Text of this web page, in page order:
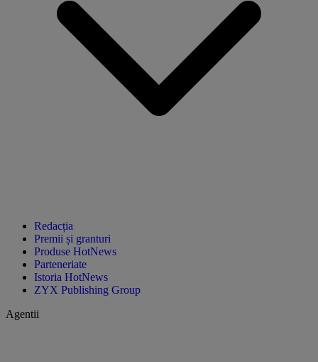
Redacția
Premii și granturi
Produse HotNews
Parteneriate
Istoria HotNews
ZYX Publishing Group
Agentii